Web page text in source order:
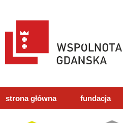
strona główna fundacja